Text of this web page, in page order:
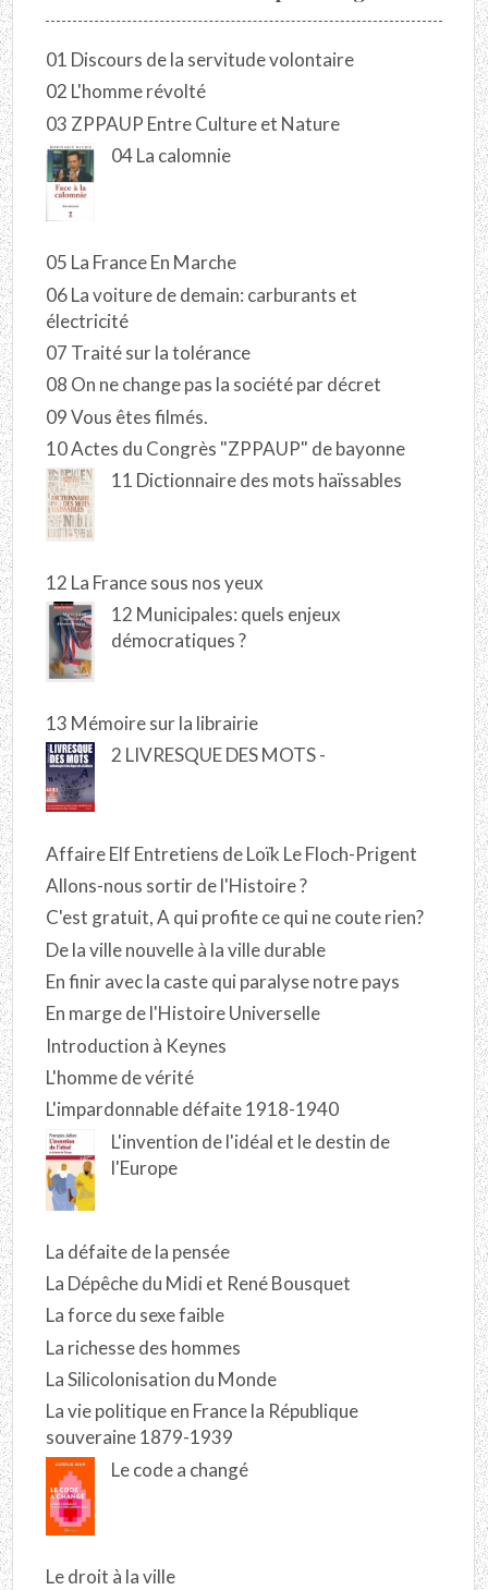
01 Discours de la servitude volontaire
02 L'homme révolté
03 ZPPAUP Entre Culture et Nature
04 La calomnie
05 La France En Marche
06 La voiture de demain: carburants et
électricité
07 Traité sur la tolérance
08 On ne change pas la société par décret
09 Vous êtes filmés.
10 Actes du Congrès "ZPPAUP" de bayonne
11 Dictionnaire des mots haïssables
12 La France sous nos yeux
12 Municipales: quels enjeux
démocratiques ?
13 Mémoire sur la librairie
2 LIVRESQUE DES MOTS -
Affaire Elf Entretiens de Loïk Le Floch-Prigent
Allons-nous sortir de l'Histoire ?
C'est gratuit, A qui profite ce qui ne coute rien?
De la ville nouvelle à la ville durable
En finir avec la caste qui paralyse notre pays
En marge de l'Histoire Universelle
Introduction à Keynes
L'homme de vérité
L'impardonnable défaite 1918-1940
L'invention de l'idéal et le destin de
l'Europe
La défaite de la pensée
La Dépêche du Midi et René Bousquet
La force du sexe faible
La richesse des hommes
La Silicolonisation du Monde
La vie politique en France la République
souveraine 1879-1939
Le code a changé
Le droit à la ville